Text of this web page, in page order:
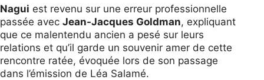
Nagui est revenu sur une erreur professionnelle
passée avec Jean-Jacques Goldman, expliquant
que ce malentendu ancien a pesé sur leurs
relations et qu’il garde un souvenir amer de cette
rencontre ratée, évoquée lors de son passage
dans l’émission de Léa Salamé.